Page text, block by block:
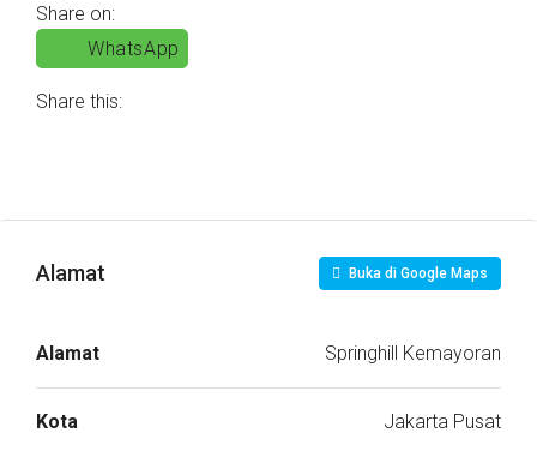
Share on:
WhatsApp
Share this:
Alamat Buka di Google Maps
Alamat Springhill Kemayoran
Kota Jakarta Pusat